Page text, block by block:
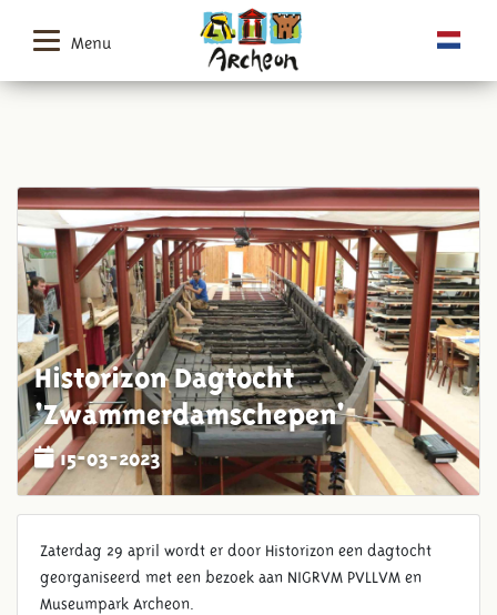
Menu
Historizon Dagtocht
'Zwammerdamschepen'
15-03-2023
Zaterdag 29 april wordt er door Historizon een dagtocht
georganiseerd met een bezoek aan NIGRVM PVLLVM en
Museumpark Archeon.